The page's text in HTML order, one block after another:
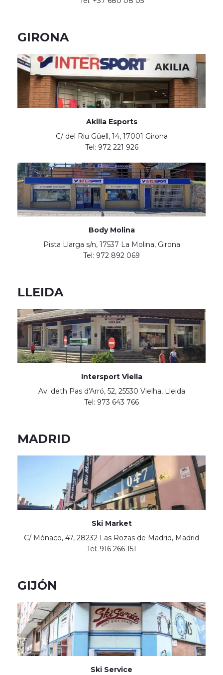
GIRONA
Akilia Esports
C/ del Riu Güell, 14, 17001 Girona
Tel: 972 221 926
Body Molina
Pista Llarga s/n, 17537 La Molina, Girona
Tel: 972 892 069
LLEIDA
Intersport Viella
Av. deth Pas d'Arró, 52, 25530 Vielha, Lleida
Tel: 973 643 766
MADRID
Ski Market
C/ Mónaco, 47, 28232 Las Rozas de Madrid, Madrid
Tel: 916 266 151
GIJÓN
Ski Service